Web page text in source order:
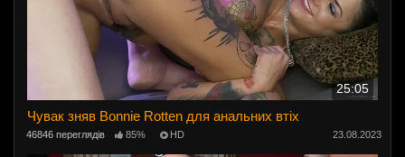
25:05
Чувак зняв Bonnie Rotten для анальних втіх
46846 переглядів 85% HD 23.08.2023